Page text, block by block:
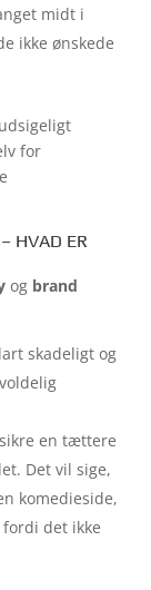
midt i
ikke ønskede
for
HVAD ER
og brand
skadeligt og
en tættere
Det vil sige,
komedieside,
det ikke